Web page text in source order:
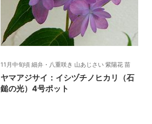
11月中旬頃 細弁・八重咲き 山あじさい 紫陽花 苗
ヤマアジサイ：イシヅチノヒカリ（石
鎚の光）4号ポット